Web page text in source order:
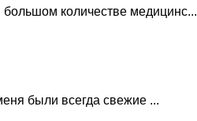
количестве медицинс...
были всегда свежие ...